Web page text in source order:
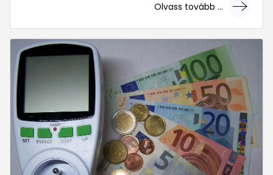
Olvass tovább ...
... mert megéri!